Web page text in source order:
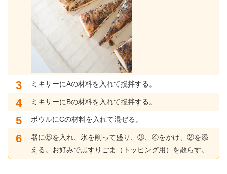
ミキサーにAの材料を入れて撹拌する。
ミキサーにBの材料を入れて撹拌する。
ボウルにCの材料を入れて混ぜる。
器に⑤を入れ、氷を削って盛り、③、④をかけ、②を添
える。お好みで黒すりごま（トッピング用）を散らす。